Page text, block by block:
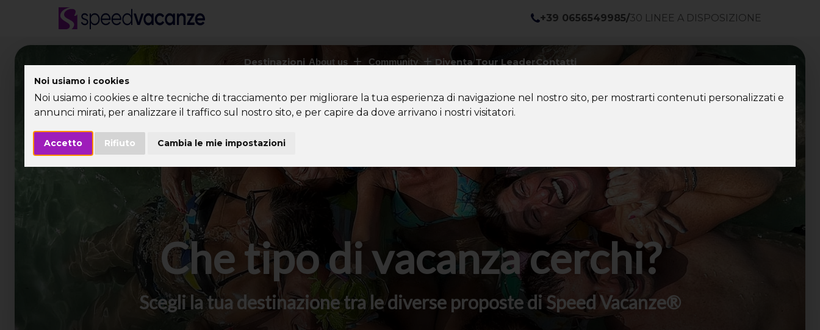
Noi usiamo i cookies
Noi usiamo i cookies e altre tecniche di tracciamento per migliorare la tua esperienza di navigazione nel nostro sito, per mostrarti contenuti personalizzati e
annunci mirati, per analizzare il traffico sul nostro sito, e per capire da dove arrivano i nostri visitatori.
Accetto Rifiuto Cambia le mie impostazioni
+39 0656549985/30 LINEE A DISPOSIZIONE
Destinazioni About us Community Diventa Tour LeaderContatti
Che tipo di vacanza cerchi?
Scegli la tua destinazione tra le diverse proposte di Speed Vacanze®